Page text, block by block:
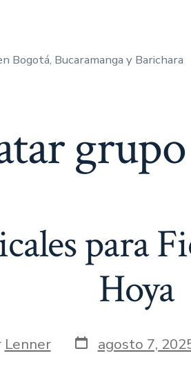
Bogotá, Bucaramanga y Barichara
para
Hoya
Lenner Fecha
de
agosto 7,